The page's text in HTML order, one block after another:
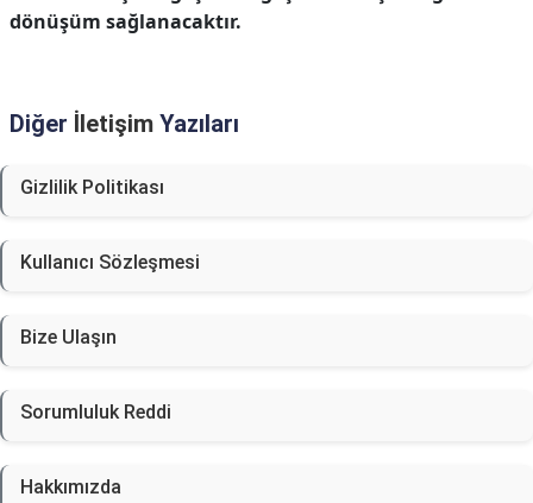
dönüşüm sağlanacaktır.
Diğer İletişim Yazıları
Gizlilik Politikası
Kullanıcı Sözleşmesi
Bize Ulaşın
Sorumluluk Reddi
Hakkımızda